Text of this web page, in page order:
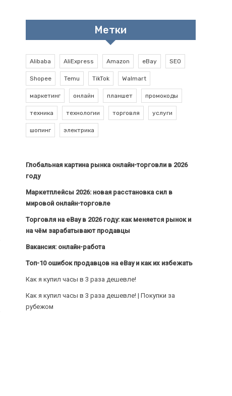
Метки
Alibaba AliExpress Amazon eBay SEO
Shopee Temu TikTok Walmart
маркетинг онлайн планшет промокоды
техника технологии торговля услуги
шопинг электрика
Глобальная картина рынка онлайн-торговли в 2026
году
Маркетплейсы 2026: новая расстановка сил в
мировой онлайн-торговле
Торговля на eBay в 2026 году: как меняется рынок и
на чём зарабатывают продавцы
Вакансия: онлайн-работа
Топ-10 ошибок продавцов на eBay и как их избежать
Как я купил часы в 3 раза дешевле!
Как я купил часы в 3 раза дешевле! | Покупки за
рубежом